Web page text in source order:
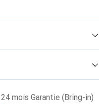
le client exigeant.
24 mois Garantie (Bring-in)